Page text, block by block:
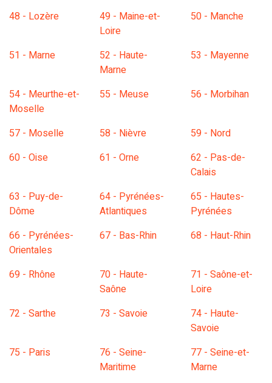
48 - Lozère
49 - Maine-et-
Loire
50 - Manche
51 - Marne
52 - Haute-
Marne
53 - Mayenne
54 - Meurthe-et-
Moselle
55 - Meuse 56 - Morbihan
57 - Moselle 58 - Nièvre
59 - Nord
60 - Oise
61 - Orne
62 - Pas-de-
Calais
63 - Puy-de-
Dôme
64 - Pyrénées-
Atlantiques
65 - Hautes-
Pyrénées
66 - Pyrénées-
Orientales
67 - Bas-Rhin 68 - Haut-Rhin
69 - Rhône
70 - Haute-
Saône
71 - Saône-et-
Loire
72 - Sarthe
73 - Savoie
74 - Haute-
Savoie
75 - Paris
76 - Seine-
Maritime
77 - Seine-et-
Marne